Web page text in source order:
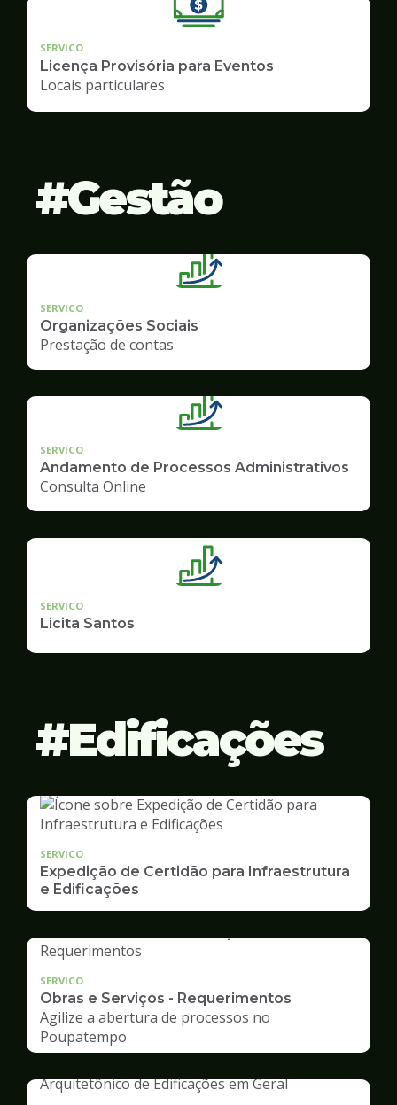
SERVICO
Licença Provisória para Eventos
Locais particulares
Gestão
SERVICO
Organizações Sociais
Prestação de contas
SERVICO
Andamento de Processos Administrativos
Consulta Online
SERVICO
Licita Santos
Edificações
SERVICO
Expedição de Certidão para Infraestrutura
e Edificações
SERVICO
Obras e Serviços - Requerimentos
Agilize a abertura de processos no
Poupatempo